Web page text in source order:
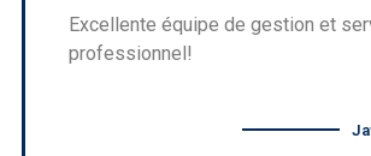
Excellente équipe de gestion et
professionnel!